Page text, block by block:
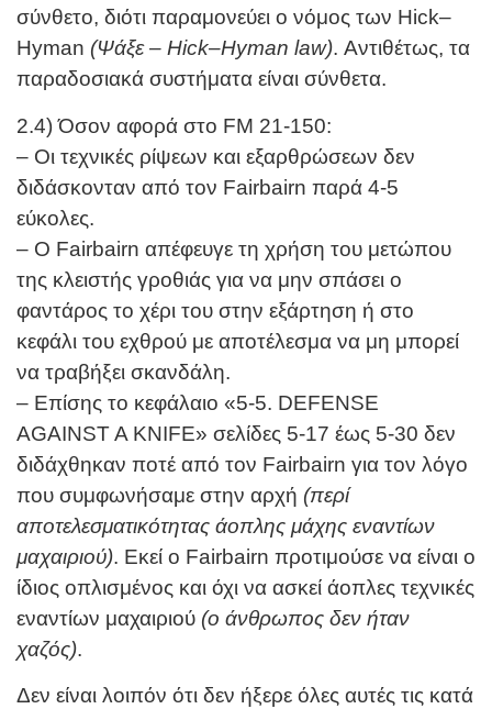
σύνθετο, διότι παραμονεύει ο νόμος των Hick–
Hyman (Ψάξε – Hick–Hyman law). Αντιθέτως, τα
παραδοσιακά συστήματα είναι σύνθετα.
2.4) Όσον αφορά στο FM 21-150:
– Οι τεχνικές ρίψεων και εξαρθρώσεων δεν
διδάσκονταν από τον Fairbairn παρά 4-5
εύκολες.
– Ο Fairbairn απέφευγε τη χρήση του μετώπου
της κλειστής γροθιάς για να μην σπάσει ο
φαντάρος το χέρι του στην εξάρτηση ή στο
κεφάλι του εχθρού με αποτέλεσμα να μη μπορεί
να τραβήξει σκανδάλη.
– Επίσης το κεφάλαιο «5-5. DEFENSE
AGAINST A KNIFE» σελίδες 5-17 έως 5-30 δεν
διδάχθηκαν ποτέ από τον Fairbairn για τον λόγο
που συμφωνήσαμε στην αρχή (περί
αποτελεσματικότητας άοπλης μάχης εναντίων
μαχαιριού). Εκεί ο Fairbairn προτιμούσε να είναι ο
ίδιος οπλισμένος και όχι να ασκεί άοπλες τεχνικές
εναντίων μαχαιριού (ο άνθρωπος δεν ήταν
χαζός).
Δεν είναι λοιπόν ότι δεν ήξερε όλες αυτές τις κατά